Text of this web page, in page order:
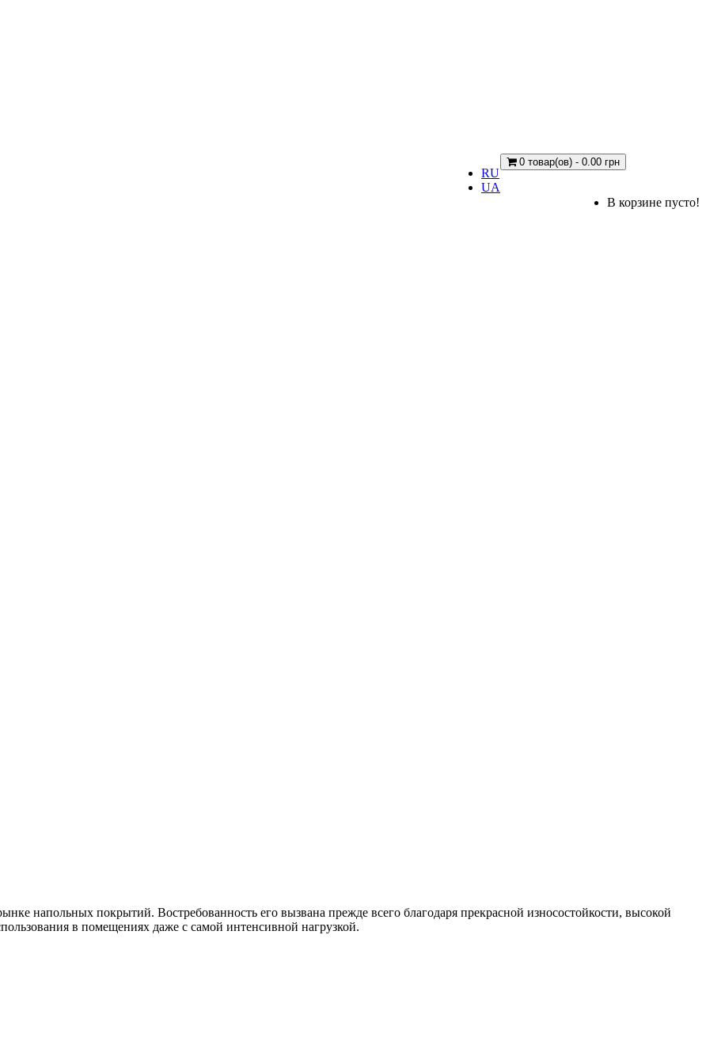
RU
UA
0 товар(ов) - 0.00 грн
В корзине пусто!
напольных покрытий. Востребованность его вызвана прежде всего благодаря прекрасной износостойкости, высокой
в помещениях даже с самой интенсивной нагрузкой.